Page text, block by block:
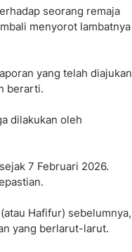
seorang remaja
menyorot lambatnya
yang telah diajukan
berarti.
dilakukan oleh
7 Februari 2026.
Hafifur) sebelumnya,
yang berlarut-larut.